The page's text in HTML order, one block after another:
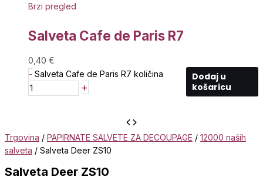
Brzi pregled
Salveta Cafe de Paris R7
0,40 €
- Salveta Cafe de Paris R7 količina
+
Dodaj u
košaricu
Trgovina / PAPIRNATE SALVETE ZA DECOUPAGE / 12000 naših
salveta / Salveta Deer ZS10
Salveta Deer ZS10